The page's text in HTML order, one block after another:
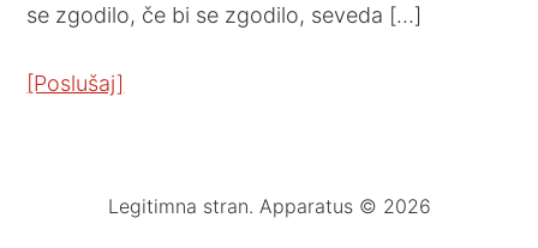
se zgodilo, če bi se zgodilo, seveda […]
[Poslušaj]
Legitimna stran. Apparatus © 2026